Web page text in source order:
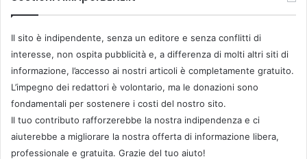
Il sito è indipendente, senza un editore e senza conflitti di
interesse, non ospita pubblicità e, a differenza di molti altri siti di
informazione, l’accesso ai nostri articoli è completamente gratuito.
L’impegno dei redattori è volontario, ma le donazioni sono
fondamentali per sostenere i costi del nostro sito.
Il tuo contributo rafforzerebbe la nostra indipendenza e ci
aiuterebbe a migliorare la nostra offerta di informazione libera,
professionale e gratuita. Grazie del tuo aiuto!